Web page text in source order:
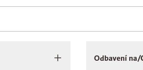
Odbavení na/